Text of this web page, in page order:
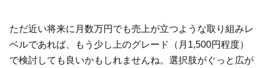
ただ近い将来に月数万円でも売上が立つような取り組みレ
ベルであれば、もう少し上のグレード（月1,500円程度）
で検討しても良いかもしれませんね。選択肢がぐっと広が